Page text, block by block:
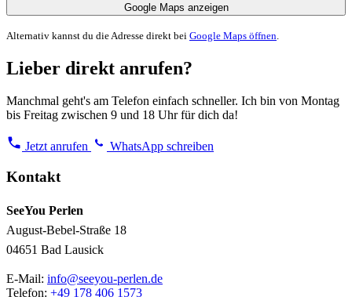
Google Maps anzeigen
Alternativ kannst du die Adresse direkt bei Google Maps öffnen
Lieber direkt anrufen?
Manchmal geht's am Telefon einfach schneller. Ich bin von Montag
bis Freitag zwischen 9 und 18 Uhr für dich da!
Jetzt anrufen WhatsApp schreiben
Kontakt
SeeYou Perlen
August-Bebel-Straße 18
04651 Bad Lausick
E-Mail: info@seeyou-perlen.de
Telefon: +49 178 406 1573